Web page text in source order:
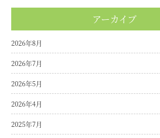
アーカイブ
2026年8月
2026年7月
2026年5月
2026年4月
2025年7月